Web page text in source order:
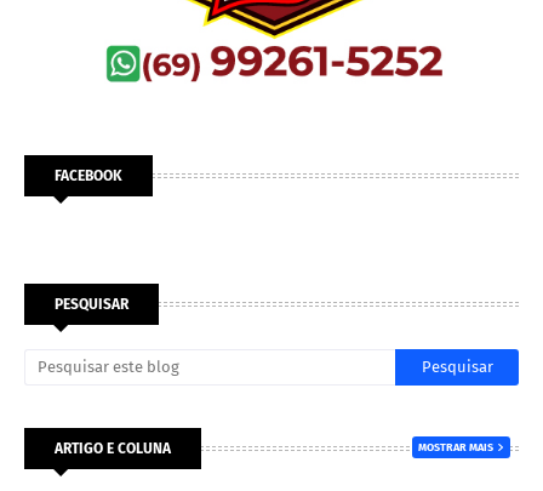
FACEBOOK
PESQUISAR
ARTIGO E COLUNA MOSTRAR MAIS